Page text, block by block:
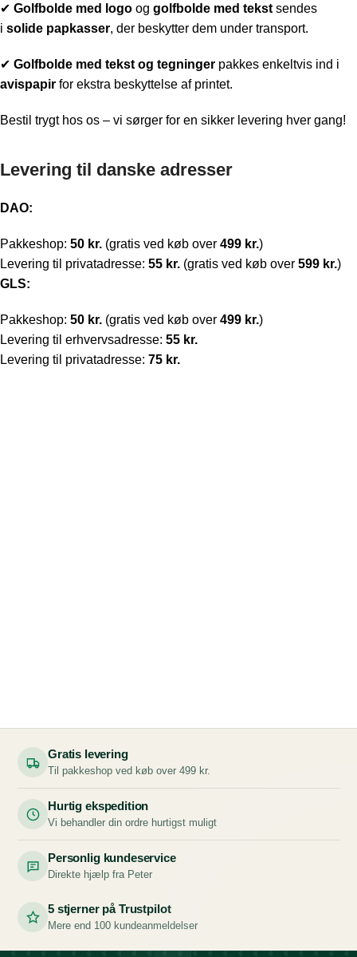
✔ Golfbolde med logo og golfbolde med tekst sendes
i solide papkasser, der beskytter dem under transport.
✔ Golfbolde med tekst og tegninger pakkes enkeltvis ind i
avispapir for ekstra beskyttelse af printet.
Bestil trygt hos os – vi sørger for en sikker levering hver gang!
Levering til danske adresser
DAO:
Pakkeshop: 50 kr. (gratis ved køb over 499 kr.)
Levering til privatadresse: 55 kr. (gratis ved køb over 599 kr.)
GLS:
Pakkeshop: 50 kr. (gratis ved køb over 499 kr.)
Levering til erhvervsadresse: 55 kr.
Levering til privatadresse: 75 kr.
Gratis levering
Til pakkeshop ved køb over 499 kr.
Hurtig ekspedition
Vi behandler din ordre hurtigst muligt
Personlig kundeservice
Direkte hjælp fra Peter
5 stjerner på Trustpilot
Mere end 100 kundeanmeldelser